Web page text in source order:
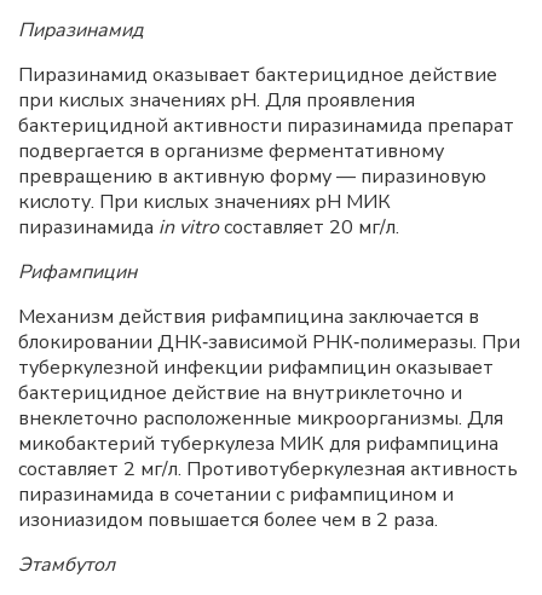
Пиразинамид
Пиразинамид оказывает бактерицидное действие
при кислых значениях pH. Для проявления
бактерицидной активности пиразинамида препарат
подвергается в организме ферментативному
превращению в активную форму — пиразиновую
кислоту. При кислых значениях pH МИК
пиразинамида in vitroсоставляет 20 мг/л.
Рифампицин
Механизм действия рифампицина заключается в
блокировании ДНК‑зависимой РНК‑полимеразы. При
туберкулезной инфекции рифампицин оказывает
бактерицидное действие на внутриклеточно и
внеклеточно расположенные микроорганизмы. Для
микобактерий туберкулеза МИК для рифампицина
составляет 2 мг/л. Противотуберкулезная активность
пиразинамида в сочетании с рифампицином и
изониазидом повышается более чем в 2 раза.
Этамбутол